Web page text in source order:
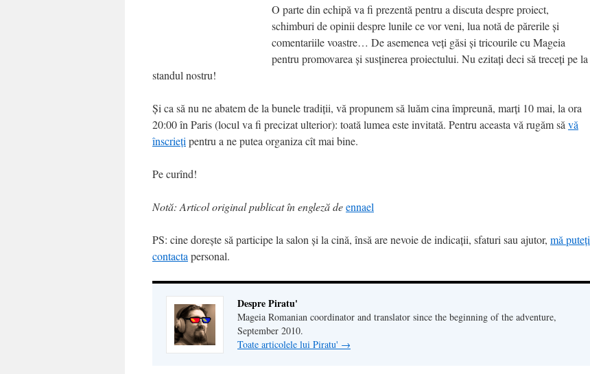
O parte din echipă va fi prezentă pentru a discuta despre proiect,
schimburi de opinii despre lunile ce vor veni, lua notă de părerile și
comentariile voastre… De asemenea veți găsi și tricourile cu Mageia
pentru promovarea și susținerea proiectului. Nu ezitați deci să treceți pe la
standul nostru!
Și ca să nu ne abatem de la bunele tradiții, vă propunem să luăm cina împreună, marți 10 mai, la ora
20:00 în Paris (locul va fi precizat ulterior): toată lumea este invitată. Pentru aceasta vă rugăm să vă
înscrieți pentru a ne putea organiza cît mai bine.
Pe curînd!
Notă: Articol original publicat în engleză deennael
PS: cine dorește să participe la salon și la cină, însă are nevoie de indicații, sfaturi sau ajutor, mă puteți
contacta personal.
Despre Piratu'
Mageia Romanian coordinator and translator since the beginning of the adventure,
September 2010.
Toate articolele lui Piratu' →